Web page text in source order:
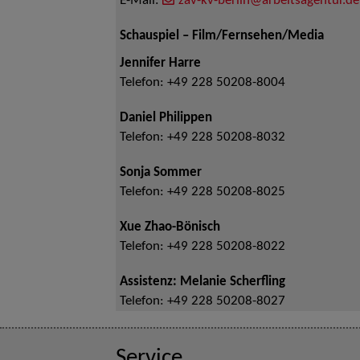
Schauspiel – Film/Fernsehen/Media
Jennifer Harre
Telefon: +49 228 50208-8004
Daniel Philippen
Telefon: +49 228 50208-8032
Sonja Sommer
Telefon: +49 228 50208-8025
Xue Zhao-Bönisch
Telefon: +49 228 50208-8022
Assistenz: Melanie Scherfling
Telefon: +49 228 50208-8027